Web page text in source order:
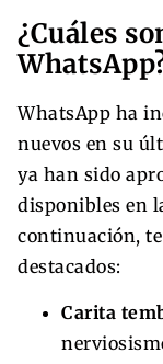
¿Cuáles
WhatsApp ha
nuevos en su
ya han sido
disponibles en
continuación,
destacados:
Carita